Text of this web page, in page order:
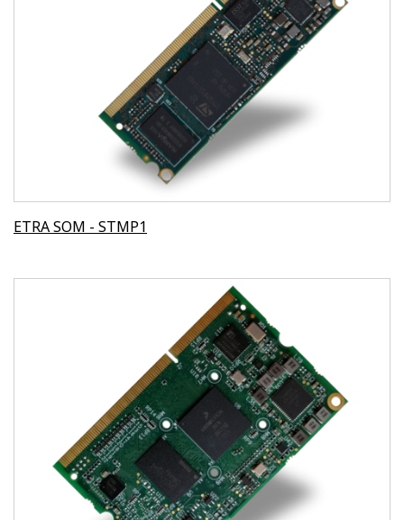
ETRA SOM - STMP1